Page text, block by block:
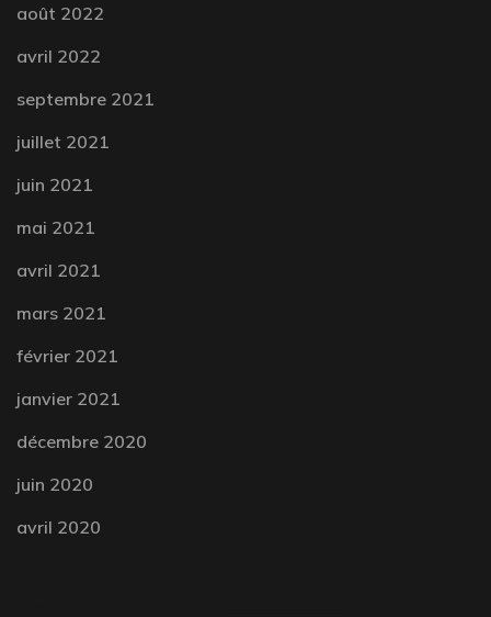
août 2022
avril 2022
septembre 2021
juillet 2021
juin 2021
mai 2021
avril 2021
mars 2021
février 2021
janvier 2021
décembre 2020
juin 2020
avril 2020